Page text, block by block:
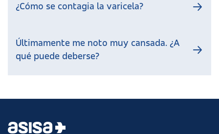
¿Cómo se contagia la varicela?
Últimamente me noto muy cansada. ¿A
qué puede deberse?